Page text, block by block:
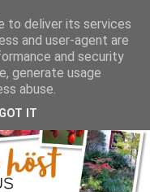
to deliver its services
and user-agent are
and security
generate usage
abuse.
GOT IT